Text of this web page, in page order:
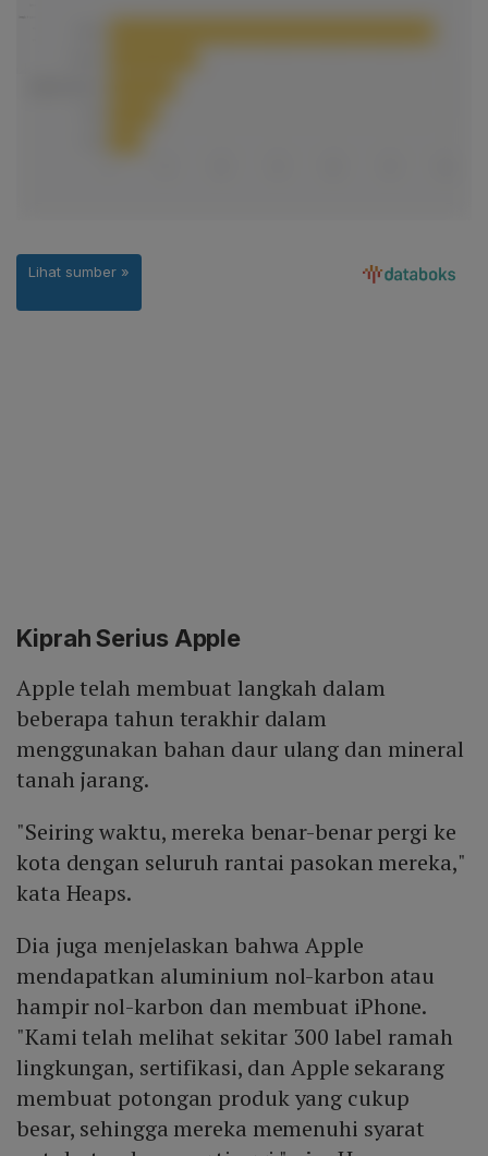
Kiprah Serius Apple
Apple telah membuat langkah dalam
beberapa tahun terakhir dalam
menggunakan bahan daur ulang dan mineral
tanah jarang.
"Seiring waktu, mereka benar-benar pergi ke
kota dengan seluruh rantai pasokan mereka,"
kata Heaps.
Dia juga menjelaskan bahwa Apple
mendapatkan aluminium nol-karbon atau
hampir nol-karbon dan membuat iPhone.
"Kami telah melihat sekitar 300 label ramah
lingkungan, sertifikasi, dan Apple sekarang
membuat potongan produk yang cukup
besar, sehingga mereka memenuhi syarat